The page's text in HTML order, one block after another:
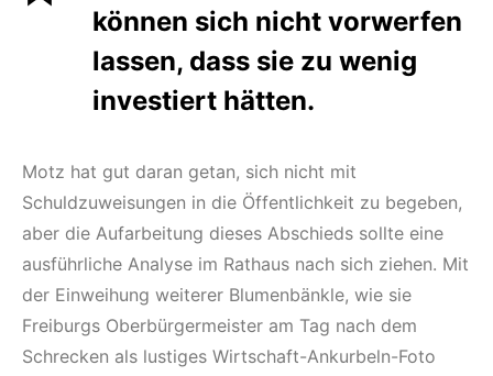
können sich nicht vorwerfen
lassen, dass sie zu wenig
investiert hätten.
Motz hat gut daran getan, sich nicht mit
Schuldzuweisungen in die Öffentlichkeit zu begeben,
aber die Aufarbeitung dieses Abschieds sollte eine
ausführliche Analyse im Rathaus nach sich ziehen. Mit
der Einweihung weiterer Blumenbänkle, wie sie
Freiburgs Oberbürgermeister am Tag nach dem
Schrecken als lustiges Wirtschaft-Ankurbeln-Foto